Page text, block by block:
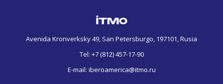
Avenida Kronverksky 49, San Petersburgo, 197101, Rusia
Tel: +7 (812) 457-17-90
E-mail: iberoamerica@itmo.ru